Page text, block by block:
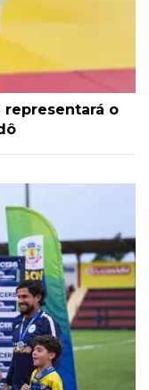
representará o